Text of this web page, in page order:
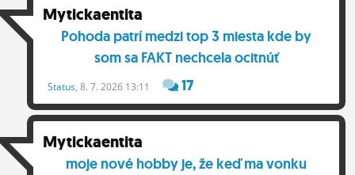
Mytickaentita
Pohoda patrí medzi top 3 miesta kde by
som sa FAKT nechcela ocitnúť
Status, 8. 7. 2026 13:11 17
Mytickaentita
moje nové hobby je, že keď ma vonku